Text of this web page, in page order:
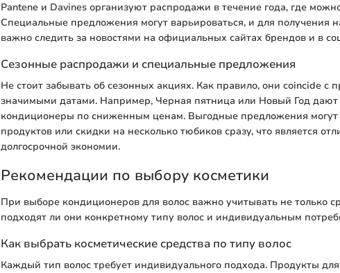
Pantene и Davines организуют распродажи в течение года, где
Специальные предложения могут варьироваться, и для получения
важно следить за новостями на официальных сайтах брендов и в
Сезонные распродажи и специальные предложения
Не стоит забывать об сезонных акциях. Как правило, они coincide с
значимыми датами. Например, Черная пятница или Новый Год дают
кондиционеры по сниженным ценам. Выгодные предложения могут
продуктов или скидки на несколько тюбиков сразу, что является
долгосрочной экономии.
Рекомендации по выбору косметики
При выборе кондиционеров для волос важно учитывать не только
подходят ли они конкретному типу волос и индивидуальным
Как выбрать косметические средства по типу волос
Каждый тип волос требует индивидуального подхода. Продукты для